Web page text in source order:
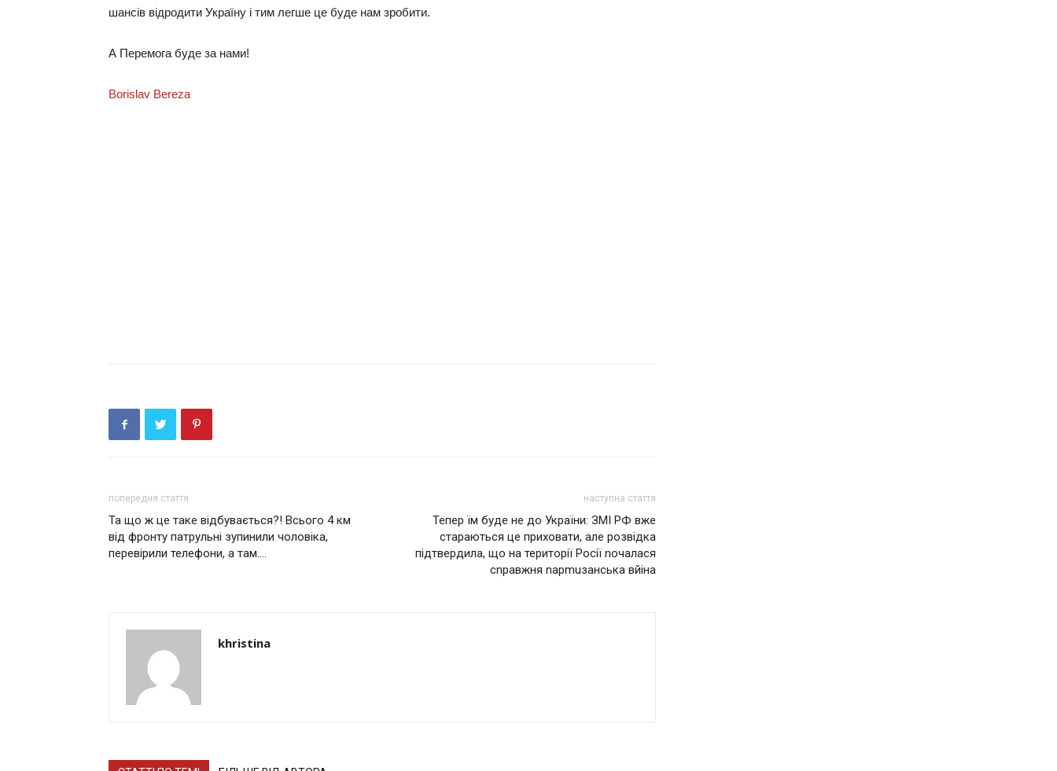
шансів відродити Україну і тим легше це буде нам зробити.
А Перемога буде за нами!
Borislav Bereza
попередня стаття
Та що ж це таке відбувається?! Всього 4 км
від фронту патрульні зупинили чоловіка,
перевірили телефони, а там….
наступна стаття
Тепер їм буде не до України: ЗМІ РФ вже
стараються це приховати, але розвідка
підтвердила, що нa території Рociї noчалася
cnравжня napmuзaнcькa вйiна
khristina